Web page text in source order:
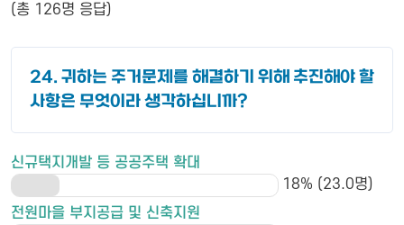
(총 126명 응답)
24. 귀하는 주거문제를 해결하기 위해 추진해야 할
사항은 무엇이라 생각하십니까?
신규택지개발 등 공공주택 확대
18% (23.0명)
전원마을 부지공급 및 신축지원